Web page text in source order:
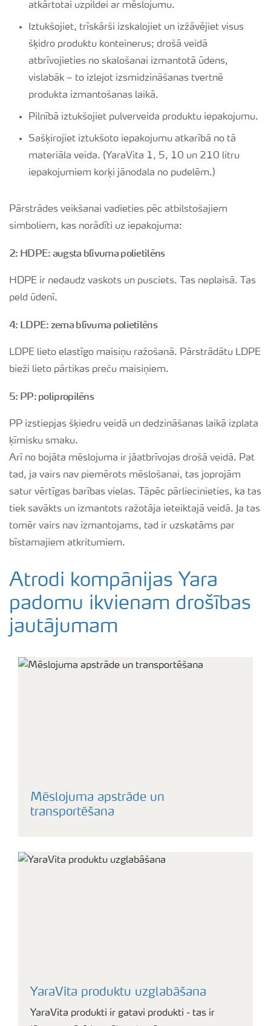
atkārtotai uzpildei ar mēslojumu.
Iztukšojiet, trīskārši izskalojiet un izžāvējiet visus
šķidro produktu konteinerus; drošā veidā
atbrīvojieties no skalošanai izmantotā ūdens,
vislabāk – to izlejot izsmidzināšanas tvertnē
produkta izmantošanas laikā.
Pilnībā iztukšojiet pulverveida produktu iepakojumu.
Sašķirojiet iztukšoto iepakojumu atkarībā no tā
materiāla veida. (YaraVita 1, 5, 10 un 210 litru
iepakojumiem korķi jānodala no pudelēm.)
Pārstrādes veikšanai vadieties pēc atbilstošajiem
simboliem, kas norādīti uz iepakojuma:
2: HDPE: augsta blīvuma polietilēns
HDPE ir nedaudz vaskots un pusciets. Tas neplaisā. Tas
peld ūdenī.
4: LDPE: zema blīvuma polietilēns
LDPE lieto elastīgo maisiņu ražošanā. Pārstrādātu LDPE
bieži lieto pārtikas preču maisiņiem.
5: PP: polipropilēns
PP izstiepjas šķiedru veidā un dedzināšanas laikā izplata
ķīmisku smaku.
Arī no bojāta mēslojuma ir jāatbrīvojas drošā veidā. Pat
tad, ja vairs nav piemērots mēslošanai, tas joprojām
satur vērtīgas barības vielas. Tāpēc pārliecinieties, ka tas
tiek savākts un izmantots ražotāja ieteiktajā veidā. Ja tas
tomēr vairs nav izmantojams, tad ir uzskatāms par
bīstamajiem atkritumiem.
Atrodi kompānijas Yara
padomu ikvienam drošības
jautājumam
Mēslojuma apstrāde un
transportēšana
YaraVita produktu uzglabāšana
YaraVita produkti ir gatavi produkti - tas ir